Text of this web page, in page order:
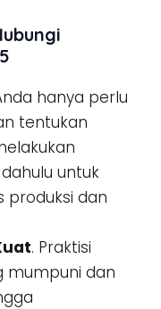
hanya perlu
tentukan
untuk
dan
. Praktisi
mumpuni dan